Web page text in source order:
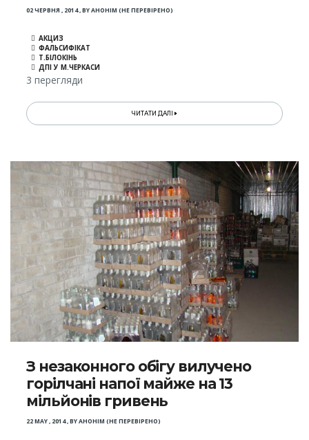
02 ЧЕРВНЯ , 2014,BYАНОНІМ (НЕ ПЕРЕВІРЕНО)
АКЦИЗ
ФАЛЬСИФІКАТ
Т.БІЛОКІНЬ
ДПІ У М.ЧЕРКАСИ
3 перегляди
ЧИТАТИ ДАЛІ
З незаконного обігу вилучено
горілчані напої майже на 13
мільйонів гривень
22 MAY , 2014,BYАНОНІМ (НЕ ПЕРЕВІРЕНО)